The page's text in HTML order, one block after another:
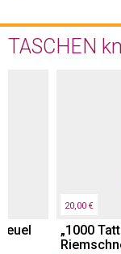
TASCHEN
20,00 €
„1000